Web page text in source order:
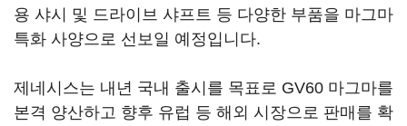
용 샤시 및 드라이브 샤프트 등 다양한 부품을 마그마
특화 사양으로 선보일 예정입니다.
제네시스는 내년 국내 출시를 목표로 GV60 마그마를
본격 양산하고 향후 유럽 등 해외 시장으로 판매를 확